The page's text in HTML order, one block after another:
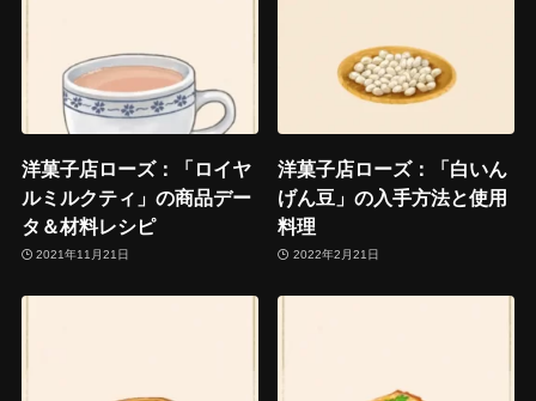
洋菓子店ローズ：「ロイヤ
ルミルクティ」の商品デー
タ＆材料レシピ
2021年11月21日
洋菓子店ローズ：「白いん
げん豆」の入手方法と使用
料理
2022年2月21日